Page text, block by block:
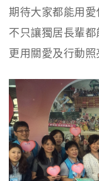
期待大家都能用愛
不只讓獨居長輩都
更用關愛及行動